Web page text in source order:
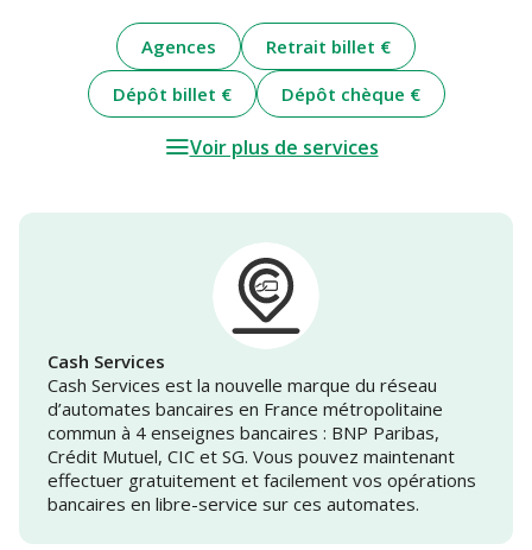
Agences
Retrait billet €
Dépôt billet €
Dépôt chèque €
Voir plus de services
Cash Services
Cash Services est la nouvelle marque du réseau
d’automates bancaires en France métropolitaine
commun à 4 enseignes bancaires : BNP Paribas,
Crédit Mutuel, CIC et SG. Vous pouvez maintenant
effectuer gratuitement et facilement vos opérations
bancaires en libre-service sur ces automates.